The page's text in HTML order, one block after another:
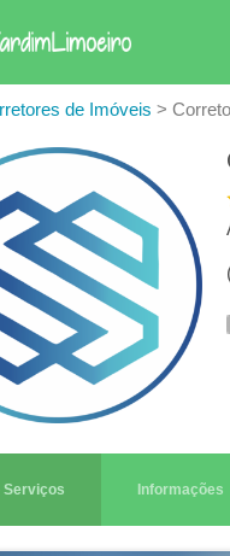
de Imóveis >
Serviços Informações